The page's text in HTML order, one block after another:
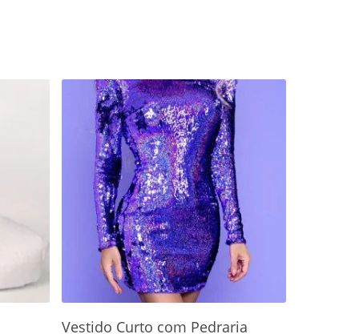
Adicionar Ao Carrinho
Vestido Curto com Pedraria